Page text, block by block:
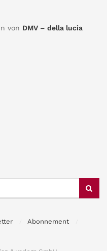
von DMV – della lucia
Abonnement